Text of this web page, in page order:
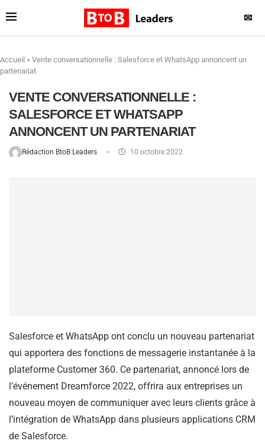
✉
Accueil » Vente conversationnelle : Salesforce et WhatsApp annoncent un
partenariat
VENTE CONVERSATIONNELLE :
SALESFORCE ET WHATSAPP
ANNONCENT UN PARTENARIAT
Rédaction BtoB Leaders 10 octobre 2022
Salesforce et WhatsApp ont conclu un nouveau partenariat
qui apportera des fonctions de messagerie instantanée à la
plateforme Customer 360. Ce partenariat, annoncé lors de
l’événement Dreamforce 2022, offrira aux entreprises un
nouveau moyen de communiquer avec leurs clients grâce à
l’intégration de WhatsApp dans plusieurs applications CRM
de Salesforce.